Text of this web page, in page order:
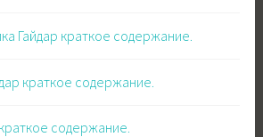
Гайдар краткое содержание.
краткое содержание.
содержание.